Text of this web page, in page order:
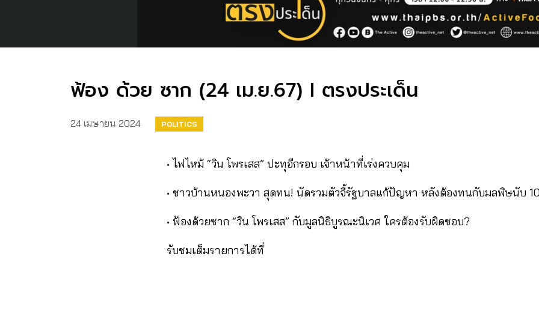
ฟ้อง ด้วย ซาก (24 เม.ย.67) I ตรงประเด็น
24 เมษายน 2024 POLITICS
• ไฟไหม้ “วิน โพรเสส” ปะทุอีกรอบ เจ้าหน้าที่เร่งควบคุม
• ชาวบ้านหนองพะวา สุดทน! นัดรวมตัวจี้รัฐบาลแก้ปัญหา หลังต้องทนกับมลพิษนับ
• ฟ้องด้วยซาก “วิน โพรเสส” กับมูลนิธิบูรณะนิเวศ ใครต้องรับผิดชอบ?
รับชมเต็มรายการได้ที่